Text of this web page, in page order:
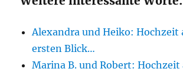
Alexandra und Heiko: Hochzeit
ersten Blick…
Marina B. und Robert: Hochzeit